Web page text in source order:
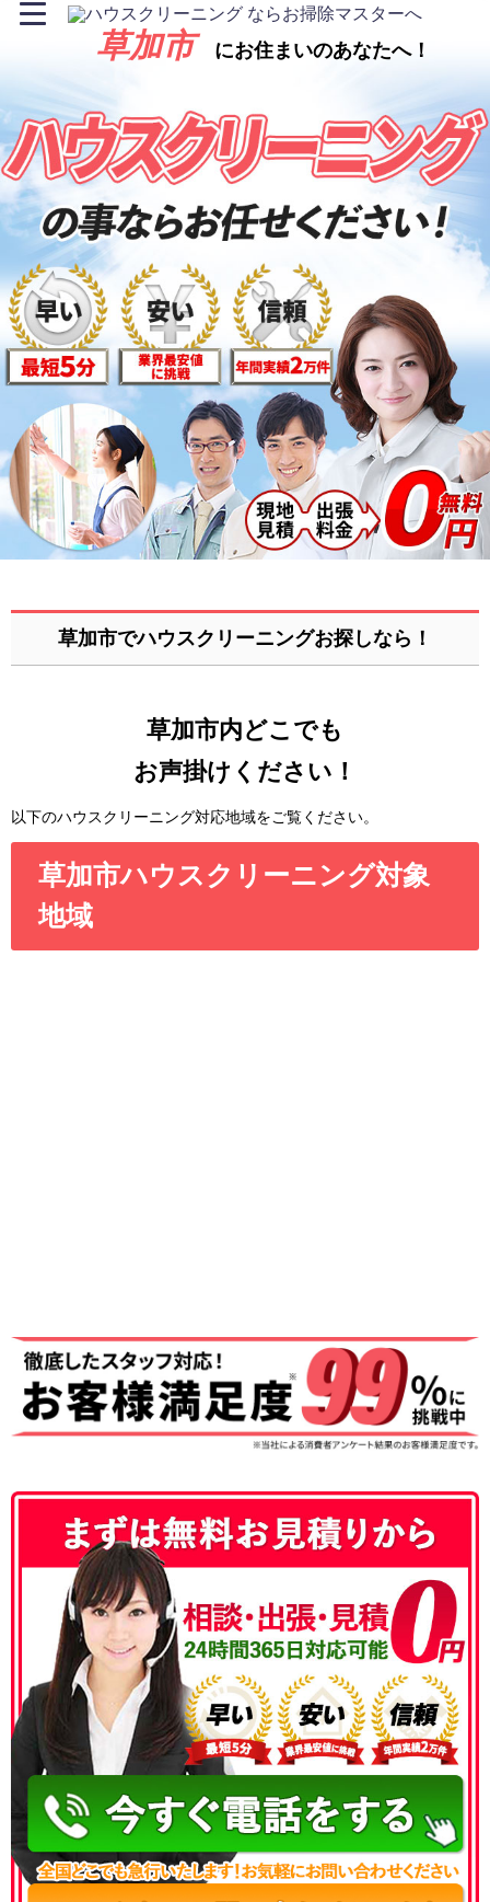
草加市 にお住まいのあなたへ！
草加市でハウスクリーニングお探しなら！
草加市内どこでも
お声掛けください！
以下のハウスクリーニング対応地域をご覧ください。
草加市ハウスクリーニング対象
地域
050-3177-5687